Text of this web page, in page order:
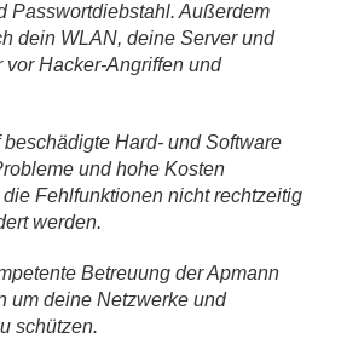
Passwortdiebstahl. Außerdem
dein WLAN, deine Server und
Hacker-Angriffen und
Hard- und Software
und hohe Kosten
Fehlfunktionen nicht rechtzeitig
werden.
Betreuung der Apmann
um deine Netzwerke und
schützen.